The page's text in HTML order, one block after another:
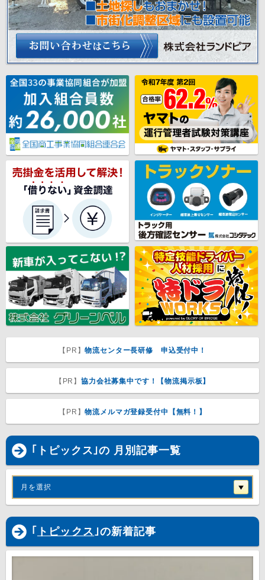
【PR】物流センター長研修 申込受付中！
【PR】協力会社募集中です！【物流掲示板】
【PR】物流メルマガ登録受付中【無料！】
｢トピックス｣の 月別記事一覧
月を選択
｢ トピックス｣の新着記事